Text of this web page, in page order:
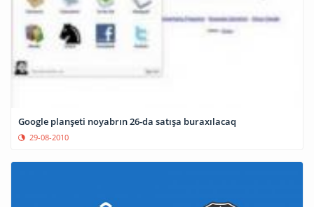
Google planşeti noyabrın 26-da satışa buraxılacaq
29-08-2010